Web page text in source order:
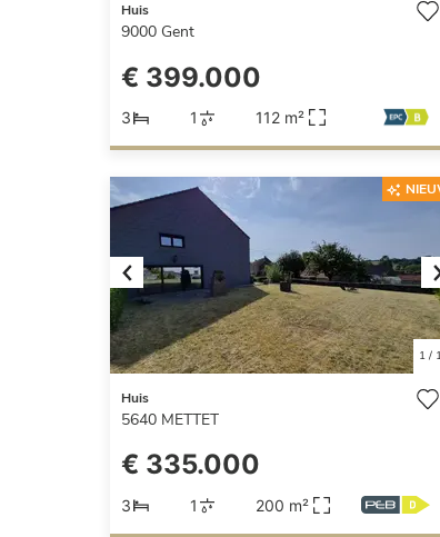
Huis
9000 Gent
€ 399.000
3 1 112 m²
Previous
1/
Huis
5640 METTET
€ 335.000
3 1 200 m²